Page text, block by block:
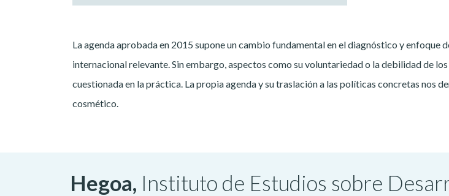
La agenda aprobada en 2015 supone un cambio fundamental en el diagnóstico y enfoque
internacional relevante. Sin embargo, aspectos como su voluntariedad o la debilidad de
cuestionada en la práctica. La propia agenda y su traslación a las políticas concretas nos
cosmético.
Hegoa, Instituto de Estudios sobre